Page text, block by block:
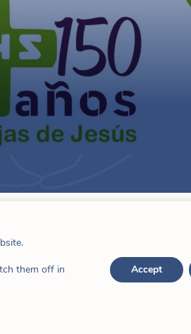
2021), comemoramos o
them off in
Accept